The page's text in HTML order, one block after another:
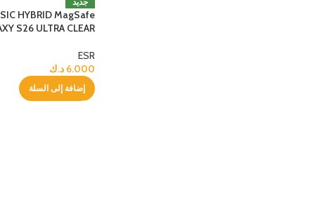
HYBRID MagSafe
S26 ULTRA CLEAR
ESR
6.000 د.ك
إضافة إلى السلة